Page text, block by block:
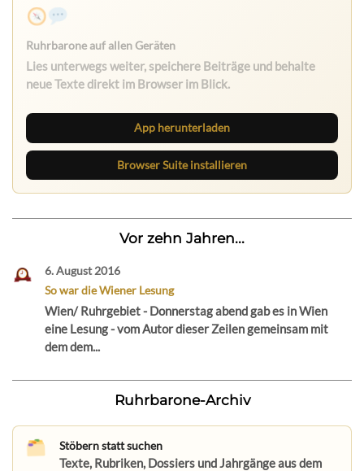
Die Ruhrbarone-App bringt den Blog aufs Handy. Die
App herunterladen
Browser Suite installieren
Vor zehn Jahren...
6. August 2016
So war die Wiener Lesung
Wien/ Ruhrgebiet - Donnerstag abend gab es in Wien
eine Lesung - vom Autor dieser Zeilen gemeinsam mit
dem dem...
Ruhrbarone-Archiv
Stöbern statt suchen
Texte, Rubriken, Dossiers und Jahrgänge aus dem